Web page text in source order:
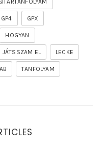
GP4 GPX
HOGYAN
JÁTSSZAM EL LECKE
TANFOLYAM